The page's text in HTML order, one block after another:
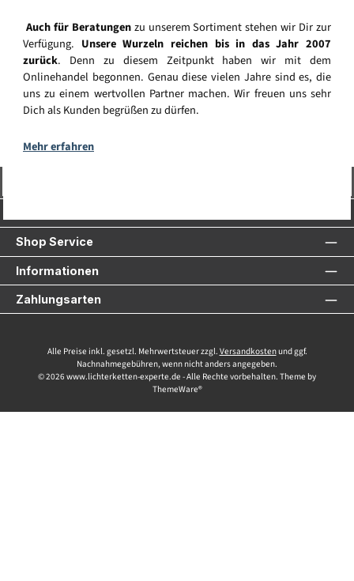
Auch für Beratungenzu unserem Sortiment stehen wir Dir zur
Verfügung. Unsere Wurzeln reichen bis in das Jahr 2007
zurück. Denn zu diesem Zeitpunkt haben wir mit dem
Onlinehandel begonnen. Genau diese vielen Jahre sind es, die
uns zu einem wertvollen Partner machen. Wir freuen uns sehr
Dich als Kunden begrüßen zu dürfen.
Mehr erfahren
Shop Service
Informationen
Zahlungsarten
Alle Preise inkl. gesetzl. Mehrwertsteuer zzgl. Versandkostenund ggf.
Nachnahmegebühren, wenn nicht anders angegeben.
© 2026 www.lichterketten-experte.de - Alle Rechte vorbehalten. Theme by
ThemeWare®